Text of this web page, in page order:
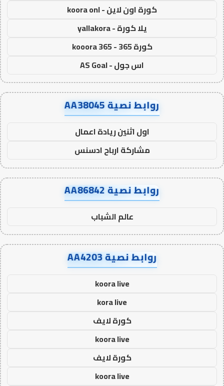
كورة اون لاين - koora onl
يلا كورة - yallakora
كورة 365 - kooora 365
اس جول - AS Goal
روابط نصية AA38045
اول اثنين ريادة اعمال
مشاركة ارباح ادسنس
روابط نصية AA86842
عالم الشباب
روابط نصية AA4203
koora live
kora live
كورة لايف
koora live
كورة لايف
koora live